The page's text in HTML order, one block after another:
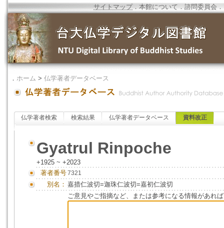
サイトマップ．本館について ．諮問委員会 ．
． ホーム > 仏学著者データベース
仏学著者検索 検索結果 仏学著者データベース 資料改正
Gyatrul Rinpoche
+1925 ~ +2023
著者番号7321
別名： 嘉措仁波切=迦珠仁波切=嘉初仁波切
ご意見やご指摘など、または参考になる情報があれ